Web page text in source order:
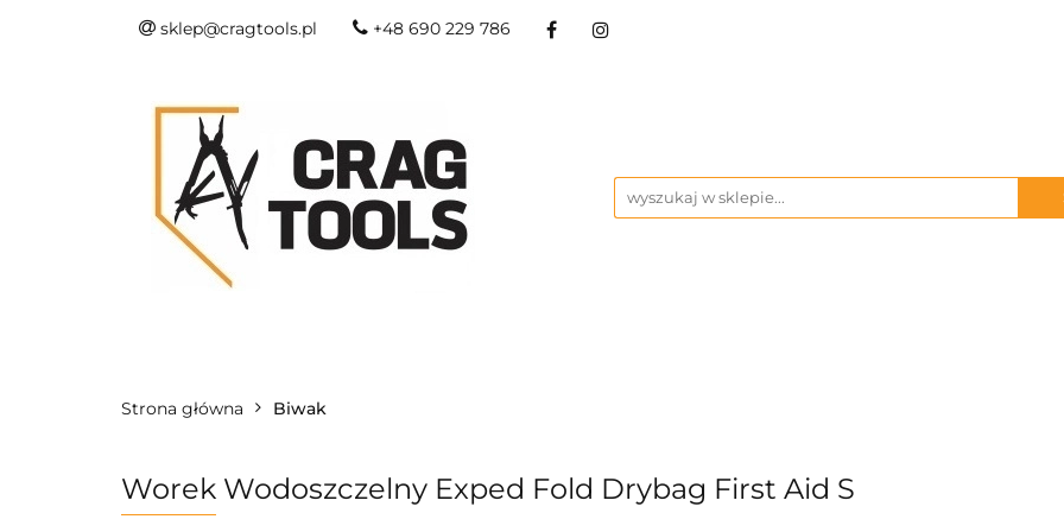
sklep@cragtools.pl +48 690 229 786
NOWOŚCI OSTRZA I NARZĘDZIA
Strona główna Biwak
Worek Wodoszczelny Exped Fold Drybag First Aid S